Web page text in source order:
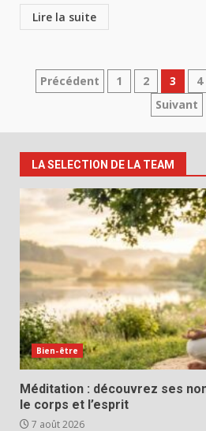
Lire la suite
Pagination
publications
Précédent 1 2 3 4
Suivant
LA SELECTION DE LA TEAM
Bien-être
Méditation : découvrez ses
le corps et l’esprit
7 août 2026